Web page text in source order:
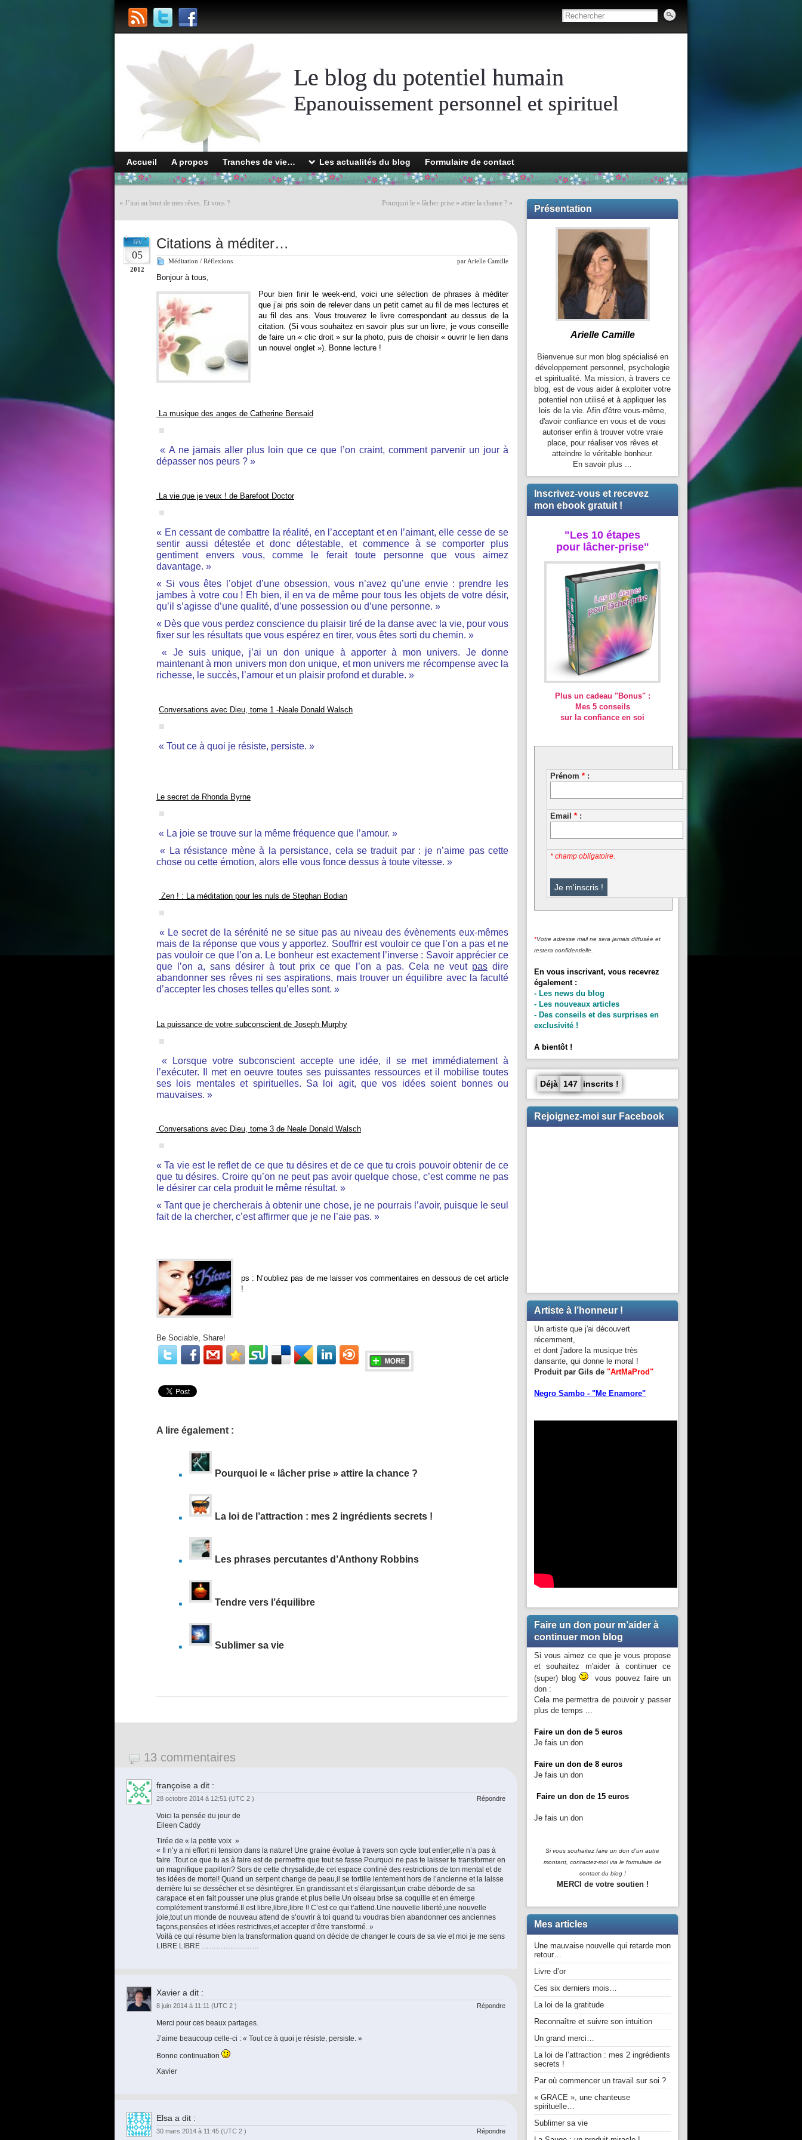
Le blog du potentiel humain
Epanouissement personnel et spirituel
Accueil A propos Tranches de vie… Les actualités du blog Formulaire de contact
« J’irai au bout de mes rêves. Et vous ? Pourquoi le « lâcher prise » attire la chance ? »
fév
05
2012
Citations à méditer…
Méditation / Réflexions par Arielle Camille
Bonjour à tous,
Pour bien finir le week-end, voici une sélection de phrases à méditer
que j’ai pris soin de relever dans un petit carnet au fil de mes lectures et
au fil des ans. Vous trouverez le livre correspondant au dessus de la
citation. (Si vous souhaitez en savoir plus sur un livre, je vous conseille
de faire un « clic droit » sur la photo, puis de choisir « ouvrir le lien dans
un nouvel onglet »). Bonne lecture !
La musique des anges de Catherine Bensaid
« A ne jamais aller plus loin que ce que l’on craint, comment parvenir un jour à
dépasser nos peurs ? »
La vie que je veux ! de Barefoot Doctor
« En cessant de combattre la réalité, en l’acceptant et en l’aimant, elle cesse de se
sentir aussi détestée et donc détestable, et commence à se comporter plus
gentiment envers vous, comme le ferait toute personne que vous aimez
davantage. »
« Si vous êtes l’objet d’une obsession, vous n’avez qu’une envie : prendre les
jambes à votre cou ! Eh bien, il en va de même pour tous les objets de votre désir,
qu’il s’agisse d’une qualité, d’une possession ou d’une personne. »
« Dès que vous perdez conscience du plaisir tiré de la danse avec la vie, pour vous
fixer sur les résultats que vous espérez en tirer, vous êtes sorti du chemin. »
« Je suis unique, j’ai un don unique à apporter à mon univers. Je donne
maintenant à mon univers mon don unique, et mon univers me récompense avec la
richesse, le succès, l’amour et un plaisir profond et durable. »
Conversations avec Dieu, tome 1 -Neale Donald Walsch
« Tout ce à quoi je résiste, persiste. »
Le secret de Rhonda Byrne
« La joie se trouve sur la même fréquence que l’amour. »
« La résistance mène à la persistance, cela se traduit par : je n’aime pas cette
chose ou cette émotion, alors elle vous fonce dessus à toute vitesse. »
Zen ! : La méditation pour les nuls de Stephan Bodian
« Le secret de la sérénité ne se situe pas au niveau des évènements eux-mêmes
mais de la réponse que vous y apportez. Souffrir est vouloir ce que l’on a pas et ne
pas vouloir ce que l’on a. Le bonheur est exactement l’inverse : Savoir apprécier ce
que l’on a, sans désirer à tout prix ce que l’on a pas. Cela ne veut pas dire
abandonner ses rêves ni ses aspirations, mais trouver un équilibre avec la faculté
d’accepter les choses telles qu’elles sont. »
La puissance de votre subconscient de Joseph Murphy
« Lorsque votre subconscient accepte une idée, il se met immédiatement à
l’exécuter. Il met en oeuvre toutes ses puissantes ressources et il mobilise toutes
ses lois mentales et spirituelles. Sa loi agit, que vos idées soient bonnes ou
mauvaises. »
Conversations avec Dieu, tome 3 de Neale Donald Walsch
« Ta vie est le reflet de ce que tu désires et de ce que tu crois pouvoir obtenir de ce
que tu désires. Croire qu’on ne peut pas avoir quelque chose, c’est comme ne pas
le désirer car cela produit le même résultat. »
« Tant que je chercherais à obtenir une chose, je ne pourrais l’avoir, puisque le seul
fait de la chercher, c’est affirmer que je ne l’aie pas. »
ps : N’oubliez pas de me laisser vos commentaires en dessous de cet article
!
Be Sociable, Share!
A lire également :
Pourquoi le « lâcher prise » attire la chance ?
La loi de l’attraction : mes 2 ingrédients secrets !
Les phrases percutantes d’Anthony Robbins
Tendre vers l’équilibre
Sublimer sa vie
13 commentaires
françoise a dit :
28 octobre 2014 à 12:51 (UTC 2 ) Répondre
Voici la pensée du jour de
Eileen Caddy
Tirée de « la petite voix »
« Il n’y a ni effort ni tension dans la nature! Une graine évolue à travers son cycle tout entier;elle n’a pas à
faire .Tout ce que tu as à faire est de permettre que tout se fasse.Pourquoi ne pas te laisser te transformer en
un magnifique papillon? Sors de cette chrysalide,de cet espace confiné des restrictions de ton mental et de
tes idées de mortel! Quand un serpent change de peau,il se tortille lentement hors de l’ancienne et la laisse
derrière lui se dessécher et se désintégrer. En grandissant et s’élargissant,un crabe déborde de sa
carapace et en fait pousser une plus grande et plus belle.Un oiseau brise sa coquille et en émerge
complétement transformé.Il est libre,libre,libre !! C’est ce qui t’attend.Une nouvelle liberté,une nouvelle
joie,tout un monde de nouveau attend de s’ouvrir à toi quand tu voudras bien abandonner ces anciennes
façons,pensées et idées restrictives,et accepter d’être transformé. »
Voilà ce qui résume bien la transformation quand on décide de changer le cours de sa vie et moi je me sens
LIBRE LIBRE ……………………
Xavier a dit :
8 juin 2014 à 11:11 (UTC 2 ) Répondre
Merci pour ces beaux partages.
J’aime beaucoup celle-ci : « Tout ce à quoi je résiste, persiste. »
Bonne continuation
Xavier
Elsa a dit :
30 mars 2014 à 11:45 (UTC 2 ) Répondre
Présentation
Arielle Camille
Bienvenue sur mon blog spécialisé en
développement personnel, psychologie
et spiritualité. Ma mission, à travers ce
blog, est de vous aider à exploiter votre
potentiel non utilisé et à appliquer les
lois de la vie. Afin d'être vous-même,
d'avoir confiance en vous et de vous
autoriser enfin à trouver votre vraie
place, pour réaliser vos rêves et
atteindre le véritable bonheur.
En savoir plus ...
Inscrivez-vous et recevez
mon ebook gratuit !
"Les 10 étapes
pour lâcher-prise"
Plus un cadeau "Bonus" :
Mes 5 conseils
sur la confiance en soi
Prénom * :
Email * :
* champ obligatoire.
*Votre adresse mail ne sera jamais diffusée et
restera confidentielle.
En vous inscrivant, vous recevrez
également :
- Les news du blog
- Les nouveaux articles
- Des conseils et des surprises en
exclusivité !
A bientôt !
Déjà 147 inscrits !
Rejoignez-moi sur Facebook
Artiste à l’honneur !
Un artiste que j'ai découvert
récemment,
et dont j'adore la musique très
dansante, qui donne le moral !
Produit par Gils de "ArtMaProd"
Negro Sambo - "Me Enamore"
Faire un don pour m’aider à
continuer mon blog
Si vous aimez ce que je vous propose
et souhaitez m'aider à continuer ce
(super) blog
vous pouvez faire un
don :
Cela me permettra de pouvoir y passer
plus de temps ...
Faire un don de 5 euros
Je fais un don
Faire un don de 8 euros
Je fais un don
Faire un don de 15 euros
Je fais un don
Si vous souhaitez faire un don d'un autre
montant, contactez-moivia le formulaire de
contact du blog !
MERCI de votre soutien !
Mes articles
Une mauvaise nouvelle qui retarde mon
retour…
Livre d’or
Ces six derniers mois…
La loi de la gratitude
Reconnaître et suivre son intuition
Un grand merci…
La loi de l’attraction : mes 2 ingrédients
secrets !
Par où commencer un travail sur soi ?
« GRACE », une chanteuse
spirituelle…
Sublimer sa vie